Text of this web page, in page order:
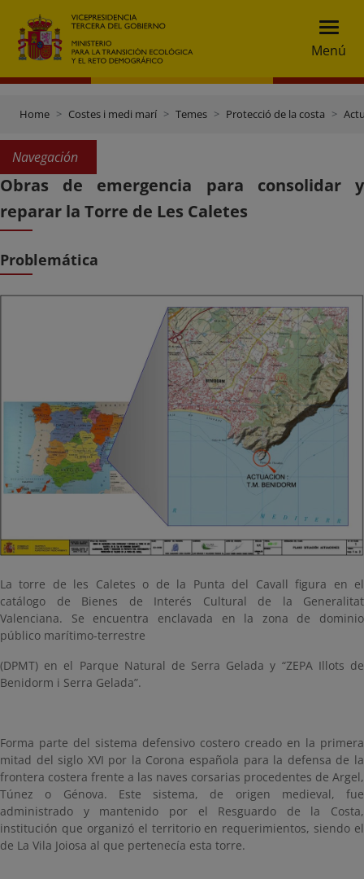
Menú
Home Costes i medi marí Temes Protecció de la costa
Navegación
Obras de emergencia para consolidar y
reparar la Torre de Les Caletes
Problemática
La torre de les Caletes o de la Punta del Cavall figura en el
catálogo de Bienes de Interés Cultural de la Generalitat
Valenciana. Se encuentra enclavada en la zona de dominio
público marítimo-terrestre
(DPMT) en el Parque Natural de Serra Gelada y “ZEPA Illots de
Benidorm i Serra Gelada”.
Forma parte del sistema defensivo costero creado en la primera
mitad del siglo XVI por la Corona española para la defensa de la
frontera costera frente a las naves corsarias procedentes de Argel,
Túnez o Génova. Este sistema, de origen medieval, fue
administrado y mantenido por el Resguardo de la Costa,
institución que organizó el territorio en requerimientos, siendo el
de La Vila Joiosa al que pertenecía esta torre.